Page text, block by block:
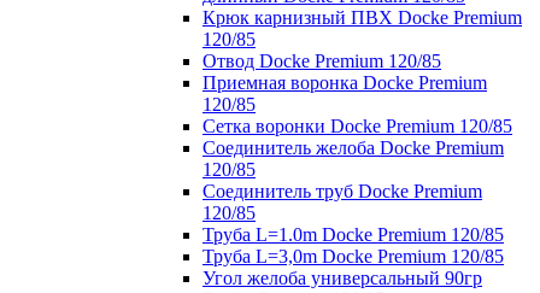
Крюк карнизный ПВХ Docke Premium
120/85
Отвод Docke Premium 120/85
Приемная воронка Docke Premium
120/85
Сетка воронки Docke Premium 120/85
Соединитель желоба Docke Premium
120/85
Соединитель труб Docke Premium
120/85
Труба L=1.0m Docke Premium 120/85
Труба L=3,0m Docke Premium 120/85
Угол желоба универсальный 90гр